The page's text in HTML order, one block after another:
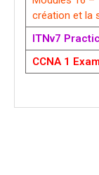
création et la
ITNv7
CCNA 1